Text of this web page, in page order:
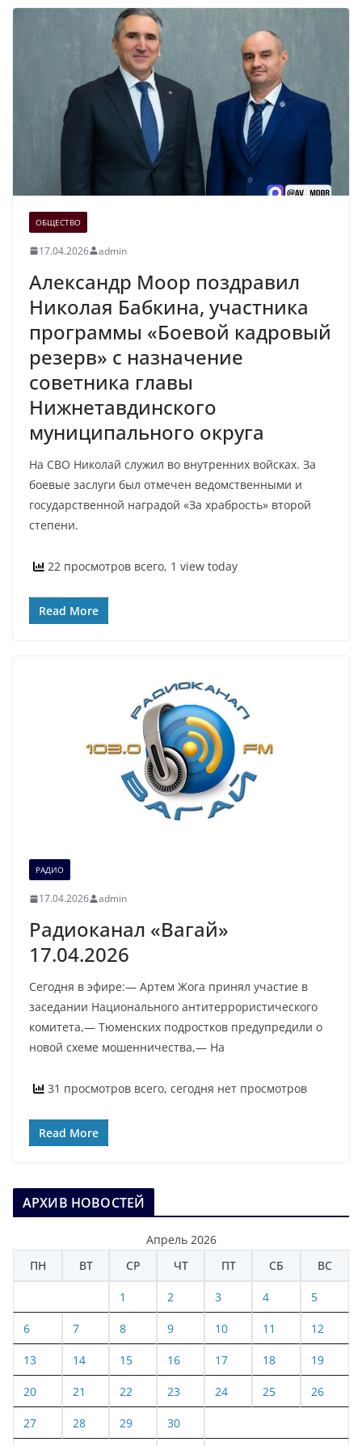
ОБЩЕСТВО
17.04.2026 admin
Александр Моор поздравил
Николая Бабкина, участника
программы «Боевой кадровый
резерв» с назначение
советника главы
Нижнетавдинского
муниципального округа
На СВО Николай служил во внутренних войсках. За
боевые заслуги был отмечен ведомственными и
государственной наградой «За храбрость» второй
степени.
22 просмотров всего, 1 view today
Read More
РАДИО
17.04.2026 admin
Радиоканал «Вагай»
17.04.2026
Сегодня в эфире:— Артем Жога принял участие в
заседании Национального антитеррористического
комитета,— Тюменских подростков предупредили о
новой схеме мошенничества,— На
31 просмотров всего, сегодня нет просмотров
Read More
АРХИВ НОВОСТЕЙ
Апрель 2026
ПН
ВТ СР ЧТ ПТ СБ ВС
1 2 3 4 5
6 7 8 9 10 11 12
13 14 15 16 17 18 19
20 21 22 23 24 25 26
27 28 29 30